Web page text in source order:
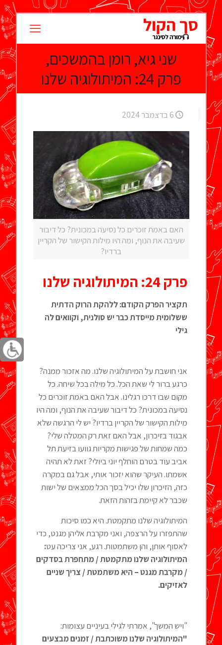
שני גיא, רומן בהמשכים,
פרק 24: המיתולוגיה שלנו
6 בדצמבר 2024
האם באמת זוכרים כל נסיעה במכונית? כל דיבור
שעיבה את הנוף, ומה היו מילות הקישור של הקריין
ברדיו?
פרק 24: המיתולוגיה שלנו
תקציר הפרק הקודם: ללהקת הרוק הדתית
ששלומית מייסדת כבר יש סולנית, וקוואים לה
גילי
אני חושבת על המיתולוגיה שלנו. מה אזכור ממנה?
כרגע ברור לי שאת הכל. כל מילה בכל שיחה. כל
מקום שבו דרכו רגלינו. אבל האם באמת זוכרים כל
נסיעה במכונית? כל דיבור שעיבה את הנוף, ומה היו
מילות הקישור של הקריין ברדיו? יש לי הרגשה שלא
אבגוד בזיכרון, אבל האם זאת רק המטלה שלי?
כמה שמחות של פגישות מקריות גוועו בזיעת תל
אביב עוד בטרם הוחלף יוני ביולי? זאת לא תהיה
אשמתו. העיקר שהוא יזכור אותי, אבל גם במקרה
כזה, הזיכרון שלו יכיל בסך הכל ממצאים של ישות
שכבר לא קיימת בזהות הזאת.
המיתולוגיה שלנו מתקמטת. היא כמו סיכות
שהתפזרו על הרצפה, ואני מקרבת אליהן מגנט, כדי
לאסוף אותן, והן משתמטות. רגע, אני צריכה עט:
המיתולוגיה שלנו מתקמטת / מתחפרת בסדקים
/ מקרבת מגנט – היא משתמטת / צריך שניים
לאזיקים.
"ויש המשך", אמרתי לגילי בעיניים עצומות:
"המיתולוגיה שלנו משוכתבת / זמנים מבצעים